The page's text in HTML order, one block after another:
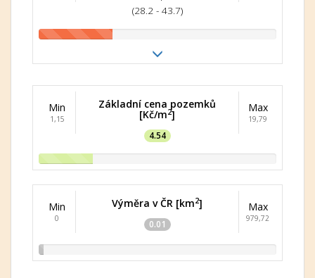
(28.2 - 43.7)
Min
1,15
Základní cena pozemků
[Kč/m2]
4.54
Max
19,79
Min
0
Výměra v ČR [km2]
0.01
Max
979,72